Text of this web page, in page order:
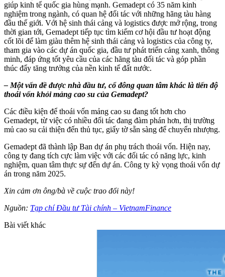
giúp kinh tế quốc gia hùng mạnh. Gemadept có 35 năm kinh
nghiệm trong ngành, có quan hệ đối tác với những hãng tàu hàng
đầu thế giới. Với hệ sinh thái cảng và logistics được mở rộng, trong
thời gian tới, Gemadept tiếp tục tìm kiếm cơ hội đầu tư hoạt động
cốt lõi để làm giàu thêm hệ sinh thái cảng và logistics của công ty,
tham gia vào các dự án quốc gia, đầu tư phát triển cảng xanh, thông
minh, đáp ứng tốt yêu cầu của các hãng tàu đối tác và góp phần
thúc đẩy tăng trưởng của nền kinh tế đất nước.
– Một vấn đề được nhà đầu tư, cổ đông quan tâm khác là tiến độ
thoái vốn khỏi mảng cao su của Gemadept?
Các điều kiện để thoái vốn mảng cao su đang tốt hơn cho
Gemadept, từ việc có nhiều đối tác đang đàm phán hơn, thị trường
mủ cao su cải thiện đến thủ tục, giấy tờ sẵn sàng để chuyển nhượng.
Gemadept đã thành lập Ban dự án phụ trách thoái vốn. Hiện nay,
công ty đang tích cực làm việc với các đối tác có năng lực, kinh
nghiệm, quan tâm thực sự đến dự án. Công ty kỳ vọng thoái vốn dự
án trong năm 2025.
Xin cảm ơn ông/bà về cuộc trao đổi này!
Nguồn: Tạp chí Đầu tư Tài chính – VietnamFinance
Bài viết khác